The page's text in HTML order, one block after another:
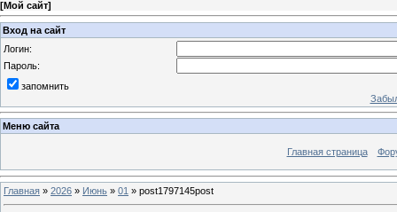
[Мой сайт]
Вход на сайт
Логин:
Пароль:
запомнить
Меню сайта
Главная страница
Главная » 2026 » Июнь » 01 » post1797145post